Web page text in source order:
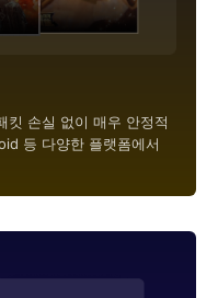
킷 손실 없이 매우 안정적
등 다양한 플랫폼에서